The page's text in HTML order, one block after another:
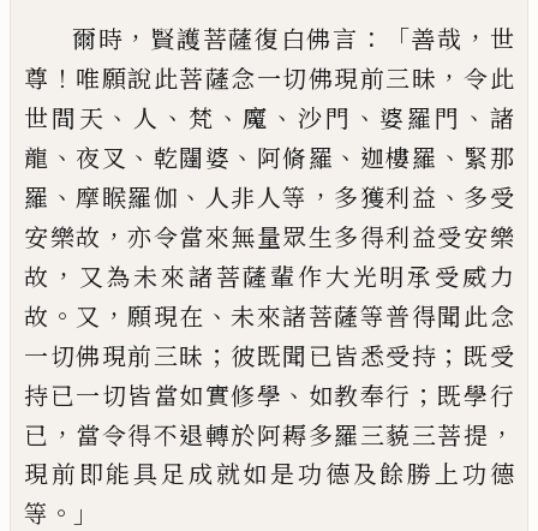
爾時 ， 賢護菩薩復白佛言 ：「善哉 ， 世
尊 ！ 唯願說此菩薩念一切佛現前三昧 ， 令此
世間天 、 人 、 梵 、 魔 、 沙門 、 婆羅門 、 諸
龍 、 夜叉 、 乾闥婆 、 阿脩羅 、 迦樓羅 、 緊那
羅 、 摩睺羅伽 、 人非人等 ， 多獲利益 、 多受
安樂故 ，亦令當來無量眾生多得利益受安樂
故 ， 又為未來諸菩薩輩作大光明承受威力
故 。 又 ， 願現在 、 未來諸菩薩等普得聞此念
一切佛現前三昧 ； 彼既聞已皆悉受持 ； 既受
持已一切皆當如實修學 、 如教奉行 ； 既學行
已 ， 當令得不退轉於阿耨多羅三藐三菩提 ，
現前即能具足成就如是功德及餘勝 上功德
等 。」